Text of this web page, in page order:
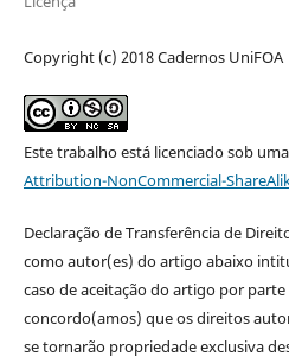
Copyright (c) 2018 Cadernos UniFOA
Este trabalho está licenciado sob
Attribution-NonCommercial-
Declaração de Transferência de
como autor(es) do artigo abaixo
caso de aceitação do artigo por parte
concordo(amos) que os direitos
se tornarão propriedade exclusiva